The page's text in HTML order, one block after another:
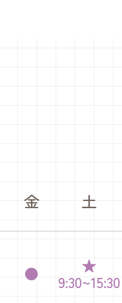
金 土
●
★
9:30~15:30